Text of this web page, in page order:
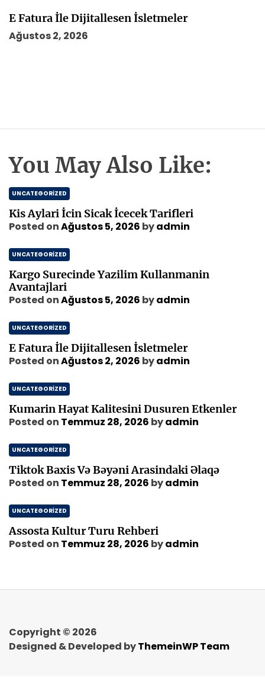
E Fatura İle Dijitallesen İsletmeler
Ağustos 2, 2026
You May Also Like:
UNCATEGORIZED
Kis Aylari İcin Sicak İcecek Tarifleri
Posted onAğustos 5, 2026 byadmin
UNCATEGORIZED
Kargo Surecinde Yazilim Kullanmanin
Avantajlari
Posted onAğustos 5, 2026 byadmin
UNCATEGORIZED
E Fatura İle Dijitallesen İsletmeler
Posted onAğustos 2, 2026 byadmin
UNCATEGORIZED
Kumarin Hayat Kalitesini Dusuren Etkenler
Posted on Temmuz 28, 2026 byadmin
UNCATEGORIZED
Tiktok Baxis Və Bəyəni Arasindaki Əlaqə
Posted on Temmuz 28, 2026 byadmin
UNCATEGORIZED
Assosta Kultur Turu Rehberi
Posted on Temmuz 28, 2026 byadmin
Copyright © 2026
Designed & Developed byThemeinWP Team